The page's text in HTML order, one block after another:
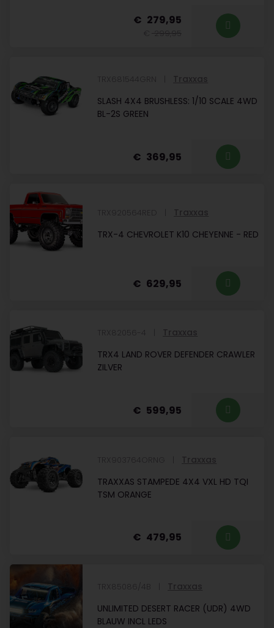
279,95
299,95
TRX681544GRN
Traxxas
SLASH 4X4 BRUSHLESS: 1/10 SCALE 4WD
BL-2S GREEN
369,95
TRX920564RED
Traxxas
TRX-4 CHEVROLET K10 CHEYENNE - RED
629,95
TRX82056-4
Traxxas
TRX4 LAND ROVER DEFENDER CRAWLER
ZILVER
599,95
TRX903764ORNG
Traxxas
TRAXXAS STAMPEDE 4X4 VXL HD TQI
TSM ORANGE
479,95
TRX85086/4B
Traxxas
UNLIMITED DESERT RACER (UDR) 4WD
BLAUW INCL LEDS